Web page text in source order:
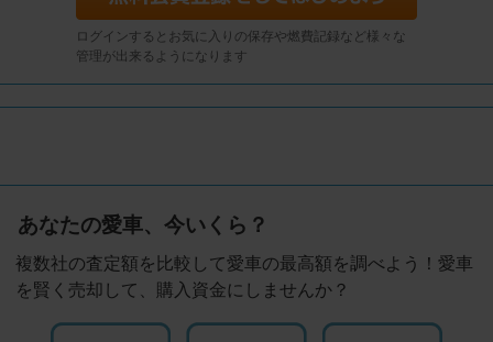
ログインするとお気に入りの保存や燃費記録など様々な
管理が出来るようになります
あなたの愛車、今いくら？
複数社の査定額を比較して愛車の最高額を調べよう！愛車
を賢く売却して、購入資金にしませんか？